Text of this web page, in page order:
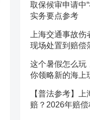
取保候审申请中
实务要点参考
上海交通事故
现场处置到赔偿
这个暑假怎么玩
你领略新的海上
【普法参考】
赔？2026年赔